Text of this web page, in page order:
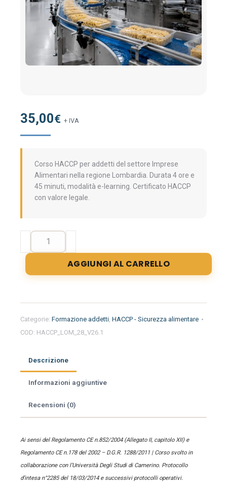
35,00€ + IVA
Corso HACCP per addetti del settore Imprese
Alimentari nella regione Lombardia. Durata 4 ore e
45 minuti, modalità e-learning. Certificato HACCP
con valore legale.
Formazione
per
addetti
alimentare
regione
Lombardia
Imprese
Alimentari
quantità
AGGIUNGI AL CARRELLO
Categorie: Formazione addetti, HACCP - Sicurezza alimentare
COD: HACCP_LOM_28_V26.1
Descrizione
Informazioni aggiuntive
Recensioni (0)
Ai sensi del Regolamento CE n.852/2004 (Allegato II, capitolo XII) e
Regolamento CE n.178 del 2002 – D.G.R. 1288/2011 | Corso svolto in
collaborazione con l’Università Degli Studi di Camerino. Protocollo
d’intesa n°2285 del 18/03/2014 e successivi protocolli operativi.